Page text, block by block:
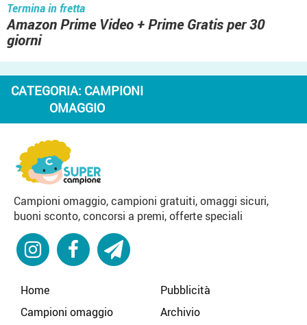
Termina in fretta
Amazon Prime Video + Prime Gratis per 30
giorni
CATEGORIA: CAMPIONI
OMAGGIO
Campioni omaggio, campioni gratuiti, omaggi sicuri,
buoni sconto, concorsi a premi, offerte speciali
Home
Campioni omaggio
Pubblicità
Archivio